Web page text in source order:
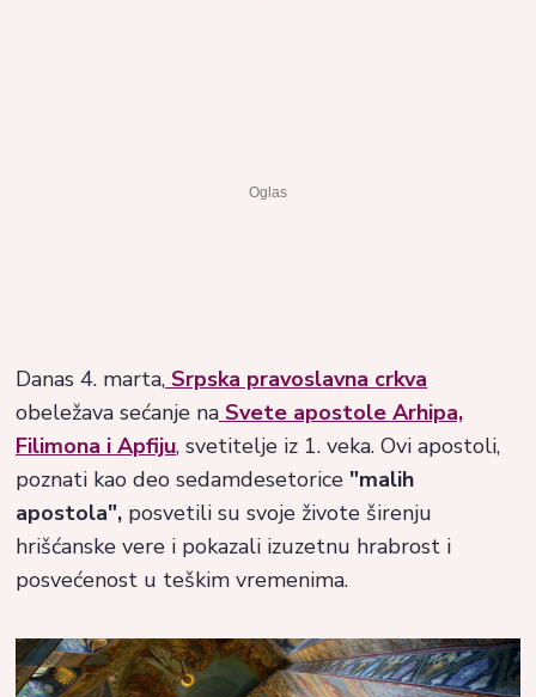
Danas 4. marta, Srpska pravoslavna crkva
obeležava sećanje na Svete apostole Arhipa,
Filimona i Apfiju, svetitelje iz 1. veka. Ovi apostoli,
poznati kao deo sedamdesetorice "malih
apostola", posvetili su svoje živote širenju
hrišćanske vere i pokazali izuzetnu hrabrost i
posvećenost u teškim vremenima.​